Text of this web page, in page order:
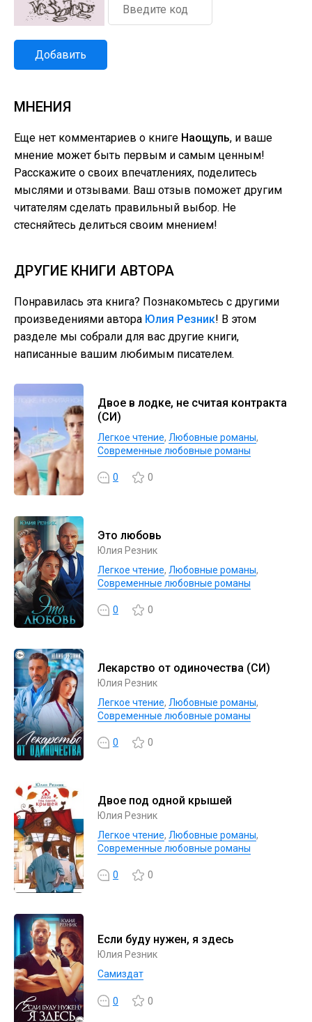
Добавить
МНЕНИЯ
Еще нет комментариев о книге Наощупь, и ваше
мнение может быть первым и самым ценным!
Расскажите о своих впечатлениях, поделитесь
мыслями и отзывами. Ваш отзыв поможет другим
читателям сделать правильный выбор. Не
стесняйтесь делиться своим мнением!
ДРУГИЕ КНИГИ АВТОРА
Понравилась эта книга? Познакомьтесь с другими
произведениями автора Юлия Резник! В этом
разделе мы собрали для вас другие книги,
написанные вашим любимым писателем.
Двое в лодке, не считая контракта
(СИ)
Легкое чтение, Любовные романы,
Современные любовные романы
0 0
Это любовь
Юлия Резник
Легкое чтение, Любовные романы,
Современные любовные романы
0 0
Лекарство от одиночества (СИ)
Юлия Резник
Легкое чтение, Любовные романы,
Современные любовные романы
0 0
Двое под одной крышей
Юлия Резник
Легкое чтение, Любовные романы,
Современные любовные романы
0 0
Если буду нужен, я здесь
Юлия Резник
Самиздат
0 0